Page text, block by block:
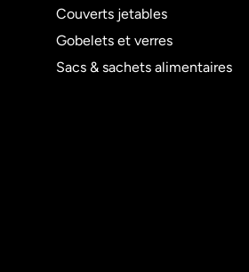
Couverts jetables
Gobelets et verres
Sacs & sachets alimentaires